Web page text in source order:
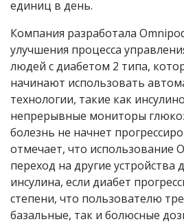
единиц в день.
Компания разработала
улучшения процесса
людей с диабетом 2 типа,
начинают использовать
технологии, такие как
непрерывные мониторы
болезнь не начнет
отмечает, что использование
переход на другие устройства
инсулина, если диабет
степени, что пользователю
базальные, так и болюсные